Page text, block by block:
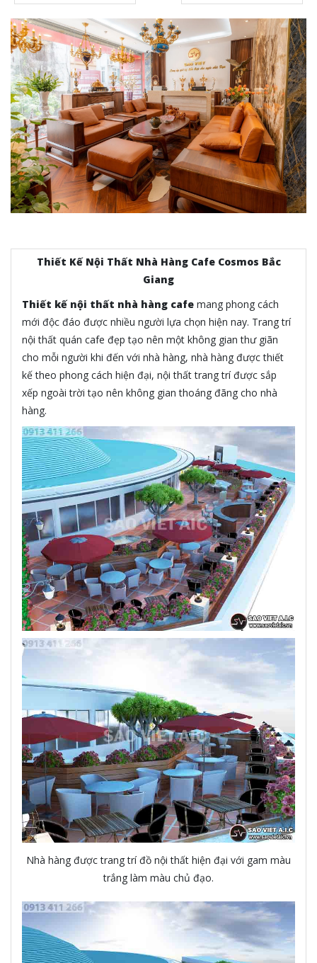
Thiết Kế Nội Thất Nhà Hàng Cafe Cosmos Bắc
Giang
Thiết kế nội thất nhà hàng cafe mang phong cách
mới độc đáo được nhiều người lựa chọn hiện nay. Trang trí
nội thất quán cafe đẹp tạo nên một không gian thư giãn
cho mỗi người khi đến với nhà hàng, nhà hàng được thiết
kế theo phong cách hiện đại, nội thất trang trí được sắp
xếp ngoài trời tạo nên không gian thoáng đãng cho nhà
hàng.
Nhà hàng được trang trí đồ nội thất hiện đại với gam màu
trắng làm màu chủ đạo.